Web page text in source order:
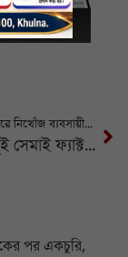
নগরীতে ৫ দিন ধরে নিখোঁজ ব্যবসায়ীর সন্ধান মেলেনি
খালিশপুরে দুই সেমাই ফ্যাক্টরিকে জরিমানা
পর একচুরি,